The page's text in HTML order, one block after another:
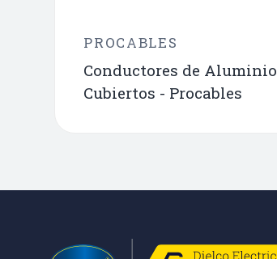
PROCABLES
Conductores de Aluminio
Cubiertos - Procables